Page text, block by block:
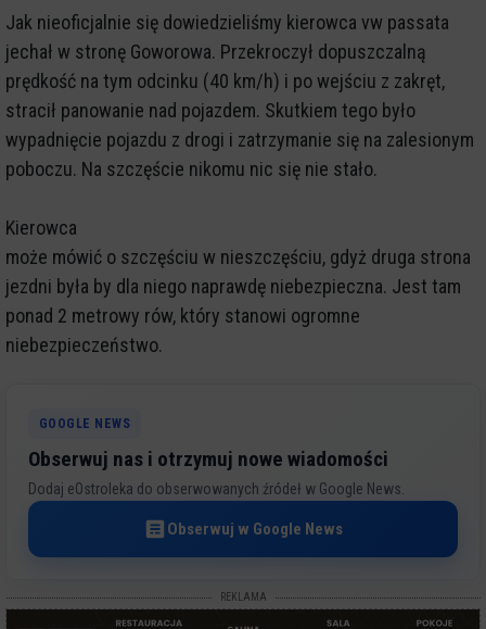
Jak nieoficjalnie się dowiedzieliśmy kierowca vw passata
jechał w stronę Goworowa. Przekroczył dopuszczalną
prędkość na tym odcinku (40 km/h) i po wejściu z zakręt,
stracił panowanie nad pojazdem. Skutkiem tego było
wypadnięcie pojazdu z drogi i zatrzymanie się na zalesionym
poboczu. Na szczęście nikomu nic się nie stało.
Kierowca
może mówić o szczęściu w nieszczęściu, gdyż druga strona
jezdni była by dla niego naprawdę niebezpieczna. Jest tam
ponad 2 metrowy rów, który stanowi ogromne
niebezpieczeństwo.
GOOGLE NEWS
Obserwuj nas i otrzymuj nowe wiadomości
Dodaj eOstroleka do obserwowanych źródeł w Google News.
Obserwuj w Google News
REKLAMA